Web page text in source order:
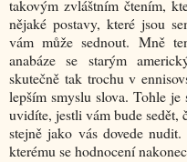
takovým zvláštním čtením,
nějaké postavy, které jsou
vám může sednout. Mně
anabáze se starým
skutečně tak trochu v
lepším smyslu slova. Tohle
uvidíte, jestli vám bude sedět,
stejně jako vás dovede
kterému se hodnocení